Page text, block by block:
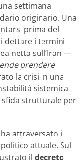
settimana
originario. Una
prima del
dettare i termini
netta sull’Iran —
prendere
la crisi in una
sistemica
sfida strutturale per
attraversato i
attuale. Sul
il decreto